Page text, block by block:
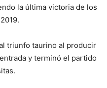
la última victoria de los
triunfo taurino al producir
y terminó el partido